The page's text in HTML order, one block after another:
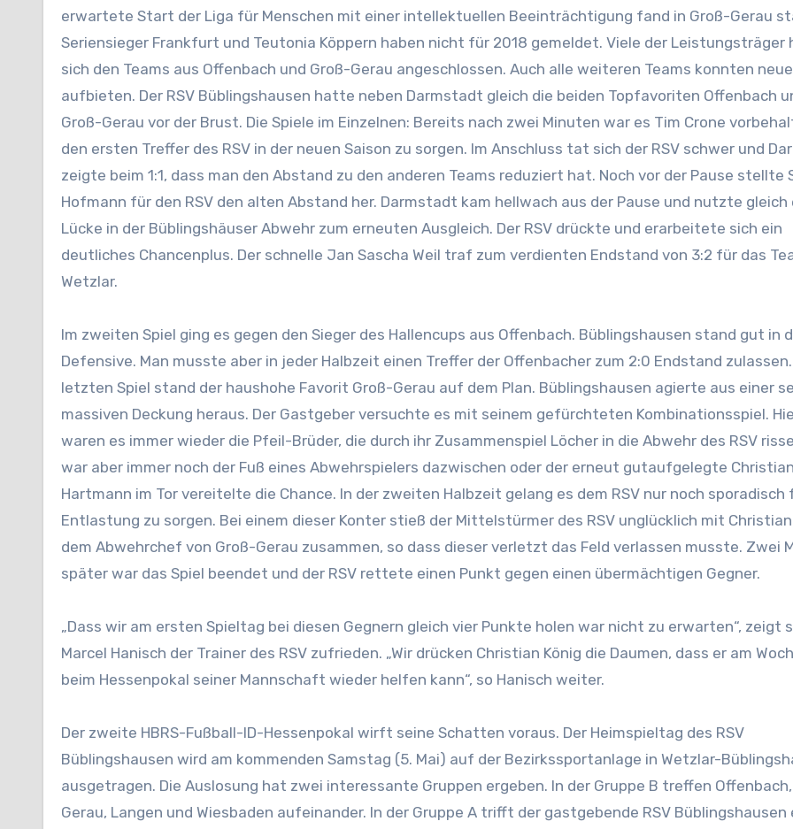
erwartete Start der Liga für Menschen mit einer intellektuellen Beeinträchtigung fand in Groß-Gerau
Seriensieger Frankfurt und Teutonia Köppern haben nicht für 2018 gemeldet. Viele der Leistungsträger
sich den Teams aus Offenbach und Groß-Gerau angeschlossen. Auch alle weiteren Teams konnten
aufbieten. Der RSV Büblingshausen hatte neben Darmstadt gleich die beiden Topfavoriten Offenbach
Groß-Gerau vor der Brust. Die Spiele im Einzelnen: Bereits nach zwei Minuten war es Tim Crone
den ersten Treffer des RSV in der neuen Saison zu sorgen. Im Anschluss tat sich der RSV schwer und
zeigte beim 1:1, dass man den Abstand zu den anderen Teams reduziert hat. Noch vor der Pause stellte
Hofmann für den RSV den alten Abstand her. Darmstadt kam hellwach aus der Pause und nutzte gleich
Lücke in der Büblingshäuser Abwehr zum erneuten Ausgleich. Der RSV drückte und erarbeitete sich ein
deutliches Chancenplus. Der schnelle Jan Sascha Weil traf zum verdienten Endstand von 3:2 für das
Wetzlar.
Im zweiten Spiel ging es gegen den Sieger des Hallencups aus Offenbach. Büblingshausen stand gut in
Defensive. Man musste aber in jeder Halbzeit einen Treffer der Offenbacher zum 2:0 Endstand
letzten Spiel stand der haushohe Favorit Groß-Gerau auf dem Plan. Büblingshausen agierte aus einer
massiven Deckung heraus. Der Gastgeber versuchte es mit seinem gefürchteten Kombinationsspiel.
waren es immer wieder die Pfeil-Brüder, die durch ihr Zusammenspiel Löcher in die Abwehr des RSV
war aber immer noch der Fuß eines Abwehrspielers dazwischen oder der erneut gutaufgelegte
Hartmann im Tor vereitelte die Chance. In der zweiten Halbzeit gelang es dem RSV nur noch sporadisch
Entlastung zu sorgen. Bei einem dieser Konter stieß der Mittelstürmer des RSV unglücklich mit Christian
dem Abwehrchef von Groß-Gerau zusammen, so dass dieser verletzt das Feld verlassen musste. Zwei
später war das Spiel beendet und der RSV rettete einen Punkt gegen einen übermächtigen Gegner.
„Dass wir am ersten Spieltag bei diesen Gegnern gleich vier Punkte holen war nicht zu erwarten“, zeigt
Marcel Hanisch der Trainer des RSV zufrieden. „Wir drücken Christian König die Daumen, dass er am
beim Hessenpokal seiner Mannschaft wieder helfen kann“, so Hanisch weiter.
Der zweite HBRS-Fußball-ID-Hessenpokal wirft seine Schatten voraus. Der Heimspieltag des RSV
Büblingshausen wird am kommenden Samstag (5. Mai) auf der Bezirkssportanlage in Wetzlar-
ausgetragen. Die Auslosung hat zwei interessante Gruppen ergeben. In der Gruppe B treffen
Gerau, Langen und Wiesbaden aufeinander. In der Gruppe A trifft der gastgebende RSV